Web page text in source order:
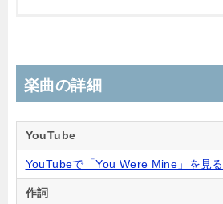
楽曲の詳細
YouTube
YouTubeで「You Were Mine」を見る
作詞